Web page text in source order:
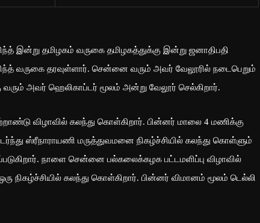
இன்று தமிழகம் வருகை தமிழகத்துக்கு இன்று ஜனாதிபதி
வருகை தரவுள்ளார். சென்னை வரும் அவர் வேலூரில் நடைபெறும்
அவர் ஹெலிகாப்டர் மூலம் அன்று வேலூர் செல்கிறார்.
விழாவில் கலந்து கொள்கிறார். பின்னர் மாலை 4 மணிக்கு
ஸ்ரீநாராயணி மருத்துவமனை நிகழ்ச்சியில் கலந்து கொள்ளும்
நாளை சென்னை பல்கலைக்கழக பட்டமளிப்பு விழாவில்
நிகழ்ச்சியில் கலந்து கொள்கிறார். பின்னர் விமானம் மூலம் டெல்லி